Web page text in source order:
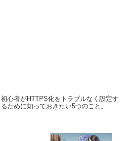
初心者がHTTPS化をトラブルなく設定す
るために知っておきたい5つのこと。